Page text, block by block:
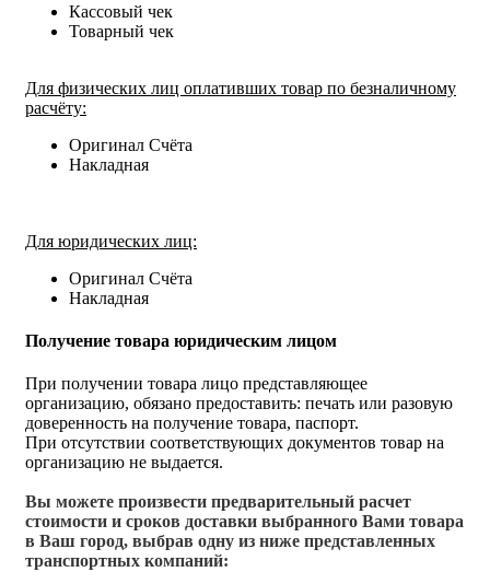
Кассовый чек
Товарный чек
Для физических лиц оплативших товар по безналичному
расчёту:
Оригинал Счёта
Накладная
Для юридических лиц:
Оригинал Счёта
Накладная
Получение товара юридическим лицом
При получении товара лицо представляющее
организацию, обязано предоставить: печать или разовую
доверенность на получение товара, паспорт.
При отсутствии соответствующих документов товар на
организацию не выдается.
Вы можете произвести предварительный расчет
стоимости и сроков доставки выбранного Вами товара
в Ваш город, выбрав одну из ниже представленных
транспортных компаний: